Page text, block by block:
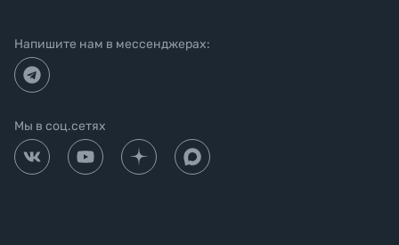
Напишите нам в мессенджерах:
Мы в соц.сетях